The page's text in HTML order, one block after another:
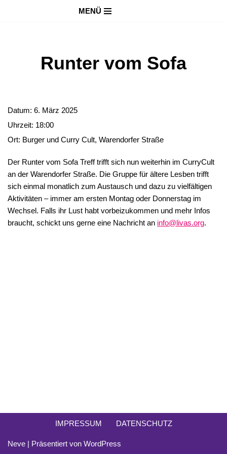
MENÜ
Runter vom Sofa
Datum: 6. März 2025
Uhrzeit: 18:00
Ort: Burger und Curry Cult, Warendorfer Straße
Der Runter vom Sofa Treff trifft sich nun weiterhin im CurryCult
an der Warendorfer Straße. Die Gruppe für ältere Lesben trifft
sich einmal monatlich zum Austausch und dazu zu vielfältigen
Aktivitäten – immer am ersten Montag oder Donnerstag im
Wechsel. Falls ihr Lust habt vorbeizukommen und mehr Infos
braucht, schickt uns gerne eine Nachricht an info@livas.org.
IMPRESSUM DATENSCHUTZ
Neve | Präsentiert von WordPress